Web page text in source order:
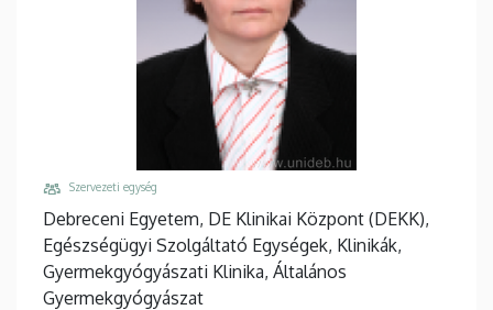
Szervezeti egység
Debreceni Egyetem, DE Klinikai Központ (DEKK),
Egészségügyi Szolgáltató Egységek, Klinikák,
Gyermekgyógyászati Klinika, Általános
Gyermekgyógyászat